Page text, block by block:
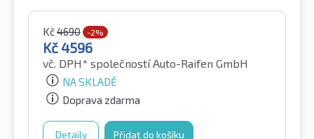
Kč4690 -2%
Kč4596
vč. DPH* společností Auto-Raifen GmbH
NA SKLADĚ
Doprava zdarma
Detaily Přidat do košíku